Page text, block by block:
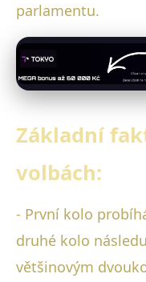
parlamentu.
Základní
volbách:
- První kolo
druhé kolo
většinovým